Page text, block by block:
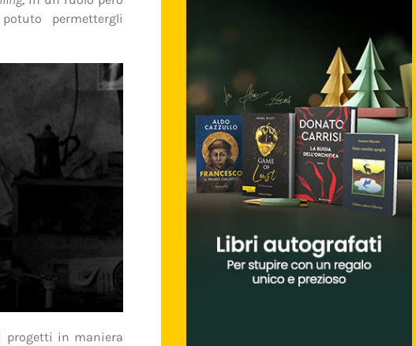
permettergli
progetti in maniera